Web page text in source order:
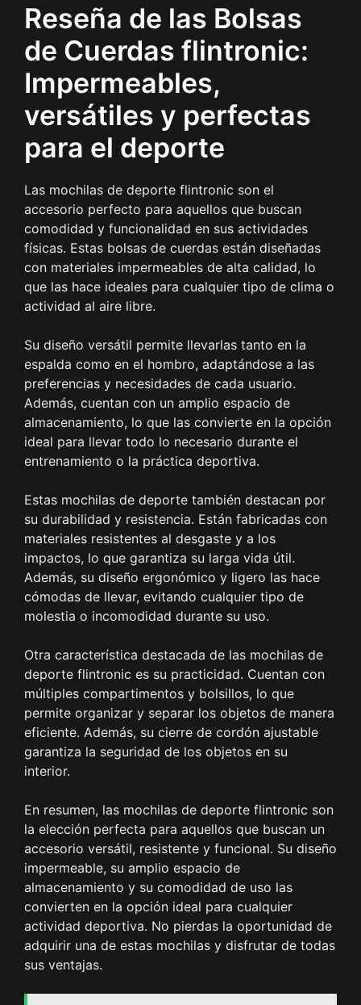
para Yoga Deporte
Reseña de las Bolsas
de Cuerdas flintronic:
Impermeables,
versátiles y perfectas
para el deporte
Las mochilas de deporte flintronic son el
accesorio perfecto para aquellos que buscan
comodidad y funcionalidad en sus actividades
físicas. Estas bolsas de cuerdas están diseñadas
con materiales impermeables de alta calidad, lo
que las hace ideales para cualquier tipo de clima o
actividad al aire libre.
Su diseño versátil permite llevarlas tanto en la
espalda como en el hombro, adaptándose a las
preferencias y necesidades de cada usuario.
Además, cuentan con un amplio espacio de
almacenamiento, lo que las convierte en la opción
ideal para llevar todo lo necesario durante el
entrenamiento o la práctica deportiva.
Estas mochilas de deporte también destacan por
su durabilidad y resistencia. Están fabricadas con
materiales resistentes al desgaste y a los
impactos, lo que garantiza su larga vida útil.
Además, su diseño ergonómico y ligero las hace
cómodas de llevar, evitando cualquier tipo de
molestia o incomodidad durante su uso.
Otra característica destacada de las mochilas de
deporte flintronic es su practicidad. Cuentan con
múltiples compartimentos y bolsillos, lo que
permite organizar y separar los objetos de manera
eficiente. Además, su cierre de cordón ajustable
garantiza la seguridad de los objetos en su
interior.
En resumen, las mochilas de deporte flintronic son
la elección perfecta para aquellos que buscan un
accesorio versátil, resistente y funcional. Su diseño
impermeable, su amplio espacio de
almacenamiento y su comodidad de uso las
convierten en la opción ideal para cualquier
actividad deportiva. No pierdas la oportunidad de
adquirir una de estas mochilas y disfrutar de todas
sus ventajas.